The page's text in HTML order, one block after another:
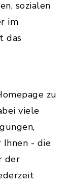
sozialen
im
das
zu
viele
Ihnen - die
der